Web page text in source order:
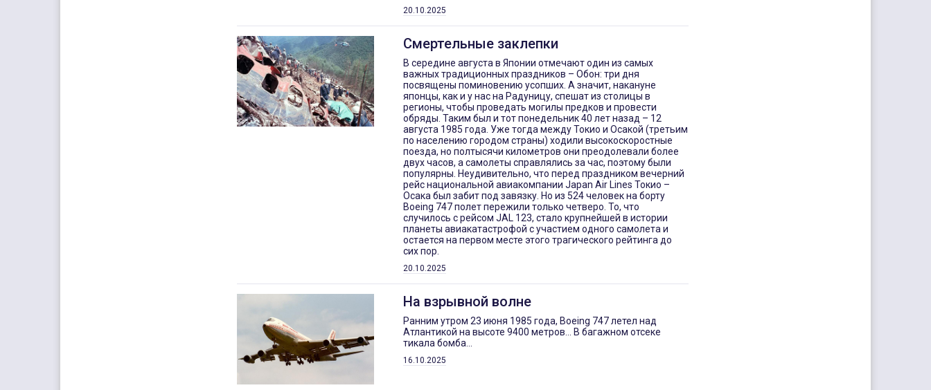
20.10.2025
Смертельные заклепки
В середине августа в Японии отмечают один из самых
важных традиционных праздников – Обон: три дня
посвящены поминовению усопших. А значит, накануне
японцы, как и у нас на Радуницу, спешат из столицы в
регионы, чтобы проведать могилы предков и провести
обряды. Таким был и тот понедельник 40 лет назад – 12
августа 1985 года. Уже тогда между Токио и Осакой (третьим
по населению городом страны) ходили высокоскоростные
поезда, но полтысячи километров они преодолевали более
двух часов, а самолеты справлялись за час, поэтому были
популярны. Неудивительно, что перед праздником вечерний
рейс национальной авиакомпании Japan Air Lines Токио –
Осака был забит под завязку. Но из 524 человек на борту
Boeing 747 полет пережили только четверо. То, что
случилось с рейсом JAL 123, стало крупнейшей в истории
планеты авиакатастрофой с участием одного самолета и
остается на первом месте этого трагического рейтинга до
сих пор.
20.10.2025
На взрывной волне
Ранним утром 23 июня 1985 года, Boeing 747 летел над
Атлантикой на высоте 9400 метров... В багажном отсеке
тикала бомба...
16.10.2025